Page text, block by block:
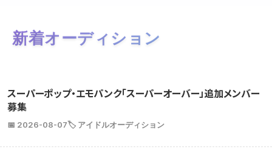
新着オーディション
スーパーポップ・エモパンク「スーパーオーバー」追加メンバー
募集
📅 2026-08-07🏷️ アイドルオーディション